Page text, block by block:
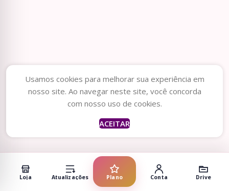
Usamos cookies para melhorar sua experiência em
nosso site. Ao navegar neste site, você concorda
com nosso uso de cookies.
ACEITAR
Loja Atualizações Plano Conta Drive